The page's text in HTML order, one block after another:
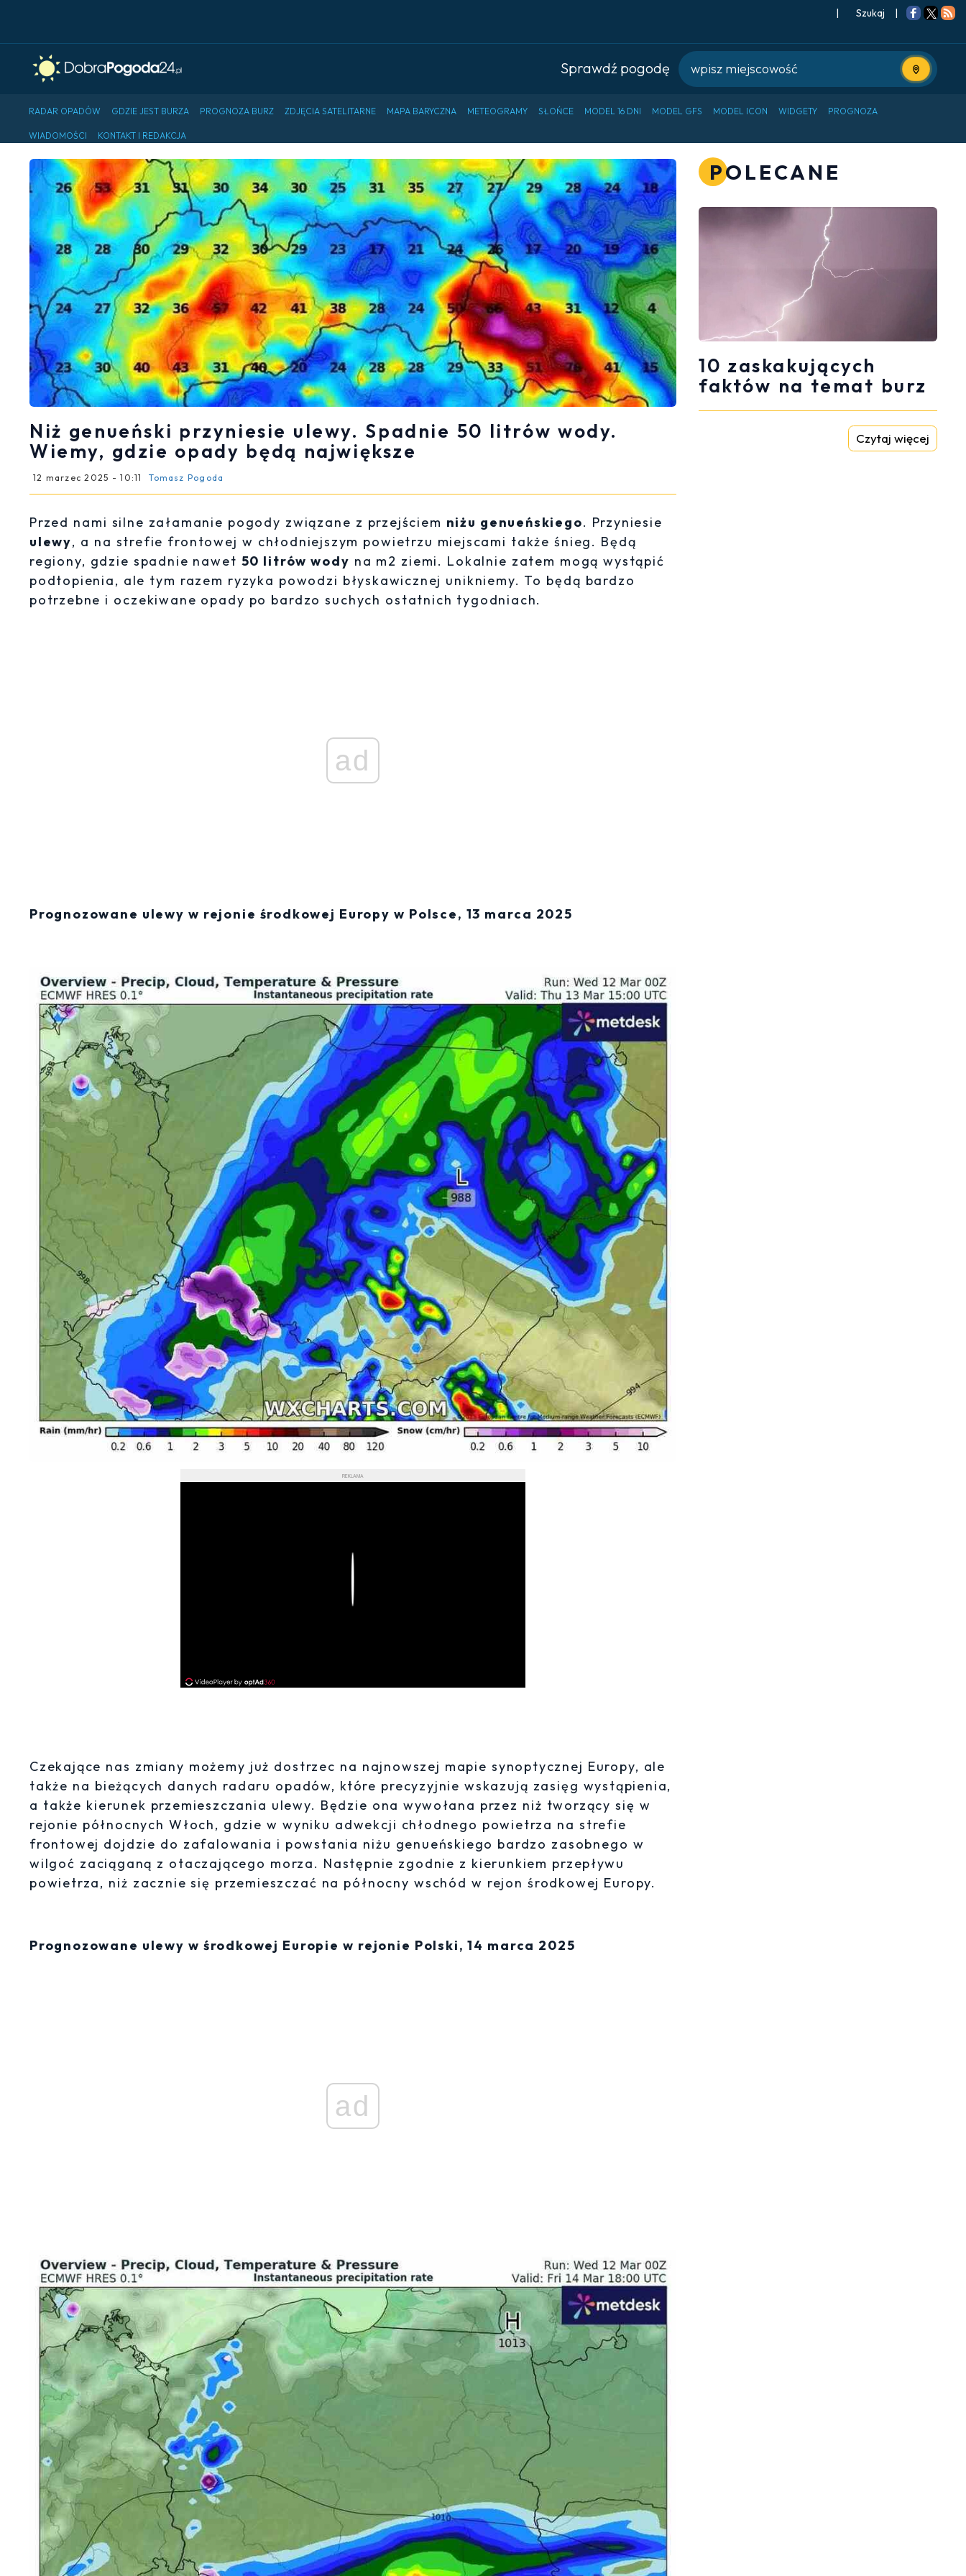
| |
Sprawdź pogodę Użyj
RADAR OPADÓW GDZIE JEST BURZA PROGNOZA BURZ ZDJĘCIA SATELITARNE MAPA BARYCZNA METEOGRAMY SŁOŃCE MODEL 16 DNI MODEL GFS MODEL ICON WIDGETY PROGNOZA
WIADOMOŚCI KONTAKT I REDAKCJA
Niż genueński przyniesie ulewy. Spadnie 50 litrów wody.
Wiemy, gdzie opady będą największe
12 marzec 2025 - 10:11 Tomasz Pogoda
Przed nami silne załamanie pogody związane z przejściem niżu genueńskiego. Przyniesie
ulewy, a na strefie frontowej w chłodniejszym powietrzu miejscami także śnieg. Będą
regiony, gdzie spadnie nawet 50 litrów wody na m2 ziemi. Lokalnie zatem mogą wystąpić
podtopienia, ale tym razem ryzyka powodzi błyskawicznej unikniemy. To będą bardzo
potrzebne i oczekiwane opady po bardzo suchych ostatnich tygodniach.
ad
Prognozowane ulewy w rejonie środkowej Europy w Polsce, 13 marca 2025
REKLAMA
Czekające nas zmiany możemy już dostrzec na najnowszej mapie synoptycznej Europy, ale
także na bieżących danych radaru opadów, które precyzyjnie wskazują zasięg wystąpienia,
a także kierunek przemieszczania ulewy. Będzie ona wywołana przez niż tworzący się w
rejonie północnych Włoch, gdzie w wyniku adwekcji chłodnego powietrza na strefie
frontowej dojdzie do zafalowania i powstania niżu genueńskiego bardzo zasobnego w
wilgoć zaciąganą z otaczającego morza. Następnie zgodnie z kierunkiem przepływu
powietrza, niż zacznie się przemieszczać na północny wschód w rejon środkowej Europy.
Prognozowane ulewy w środkowej Europie w rejonie Polski, 14 marca 2025
ad
POLECANE
10 zaskakujących
faktów na temat burz
Czytaj więcej